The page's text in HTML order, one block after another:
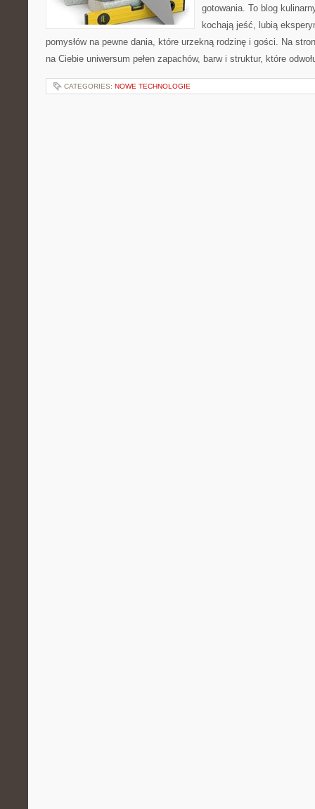
gotowania. To blog
kochają jeść, lubią
pomysłów na pewne dania, które urzekną rodzinę i gości. Na
na Ciebie uniwersum pełen zapachów, barw i struktur, które
CATEGORIES: NOWE TECHNOLOGIE